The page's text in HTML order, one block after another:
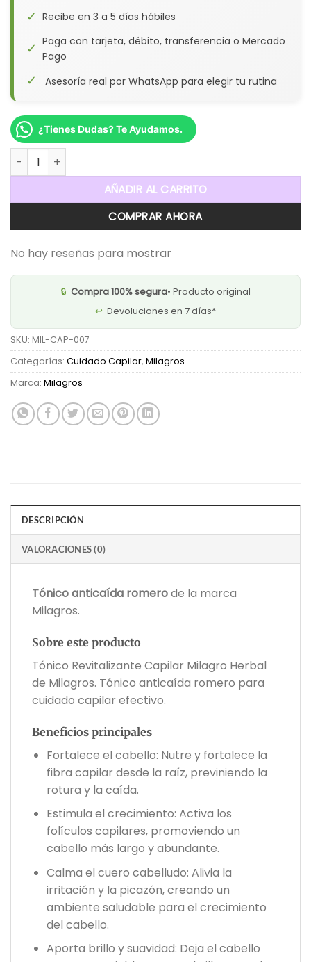
✓ Recibe en 3 a 5 días hábiles
✓ Paga con tarjeta, débito, transferencia o Mercado
Pago
✓ Asesoría real por WhatsApp para elegir tu rutina
¿Tienes Dudas? Te Ayudamos.
Tónico Revitalizante Capilar Milagro Herbal cantidad
AÑADIR AL CARRITO
COMPRAR AHORA
No hay reseñas para mostrar
🔒 Compra 100% segura• Producto original
↩️ Devoluciones en 7 días*
SKU: MIL-CAP-007
Categorías: Cuidado Capilar, Milagros
Marca: Milagros
DESCRIPCIÓN
VALORACIONES (0)
Tónico anticaída romerode la marca
Milagros.
Sobre este producto
Tónico Revitalizante Capilar Milagro Herbal
de Milagros. Tónico anticaída romero para
cuidado capilar efectivo.
Beneficios principales
Fortalece el cabello: Nutre y fortalece la
fibra capilar desde la raíz, previniendo la
rotura y la caída.
Estimula el crecimiento: Activa los
folículos capilares, promoviendo un
cabello más largo y abundante.
Calma el cuero cabelludo: Alivia la
irritación y la picazón, creando un
ambiente saludable para el crecimiento
del cabello.
Aporta brillo y suavidad: Deja el cabello